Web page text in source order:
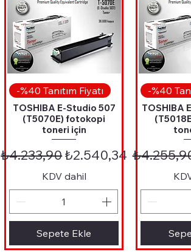
Hızlı Bakış
-%40 Tanıtım Fiyatı
TOSHIBA E-Studio 507
(T5070E) fotokopi
toneri için
Normal Fiyat
₺4.233,90İndirimli Fiyat
₺2.540,34
KDV dahil
Sepete Ekle
-%40
TOSHIBA
Normal